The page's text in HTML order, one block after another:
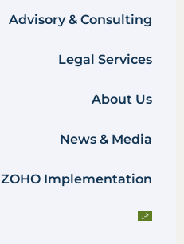
Advisory & Consulting
Legal Services
About Us
News & Media
ZOHO Implementation